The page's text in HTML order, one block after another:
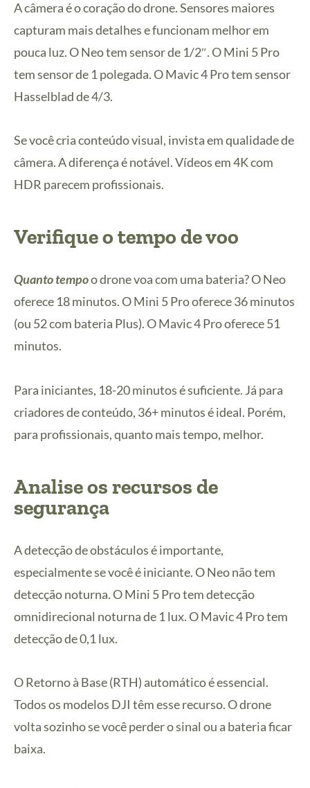
A câmera é o coração do drone. Sensores maiores
capturam mais detalhes e funcionam melhor em
pouca luz. O Neo tem sensor de 1/2″. O Mini 5 Pro
tem sensor de 1 polegada. O Mavic 4 Pro tem sensor
Hasselblad de 4/3.
Se você cria conteúdo visual, invista em qualidade de
câmera. A diferença é notável. Vídeos em 4K com
HDR parecem profissionais.
Verifique o tempo de voo
Quanto tempoo drone voa com uma bateria? O Neo
oferece 18 minutos. O Mini 5 Pro oferece 36 minutos
(ou 52 com bateria Plus). O Mavic 4 Pro oferece 51
minutos.
Para iniciantes, 18-20 minutos é suficiente. Já para
criadores de conteúdo, 36+ minutos é ideal. Porém,
para profissionais, quanto mais tempo, melhor.
Analise os recursos de
segurança
A detecção de obstáculos é importante,
especialmente se você é iniciante. O Neo não tem
detecção noturna. O Mini 5 Pro tem detecção
omnidirecional noturna de 1 lux. O Mavic 4 Pro tem
detecção de 0,1 lux.
O Retorno à Base (RTH) automático é essencial.
Todos os modelos DJI têm esse recurso. O drone
volta sozinho se você perder o sinal ou a bateria ficar
baixa.